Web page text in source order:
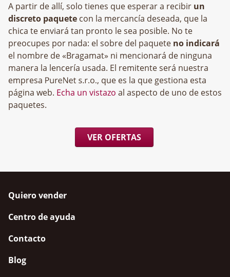
A partir de allí, solo tienes que esperar a recibir un
discreto paquete con la mercancía deseada, que la
chica te enviará tan pronto le sea posible. No te
preocupes por nada: el sobre del paquete no indicará
el nombre de «Bragamat» ni mencionará de ninguna
manera la lencería usada. El remitente será nuestra
empresa
, que es la que gestiona esta
página web. Echa un vistazo al aspecto de uno de estos
paquetes.
VER OFERTAS
Quiero vender
Centro de ayuda
Contacto
Blog